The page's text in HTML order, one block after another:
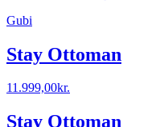
Gubi
Stay Ottoman
11.999,00kr.
Stay Ottoman